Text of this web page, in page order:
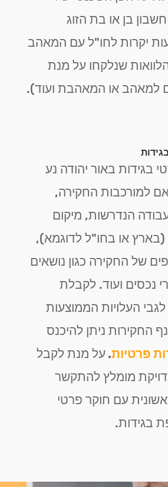
בן או בת הזוג
יקרות לחו"ל עם המאהב
שנלקחו על מנת
למאהב או המאהבת ועוד).
בגידות באור יהודה נע
למורכבות החקירה,
הנדרשות, מיקום
(בארץ או בחו"ל לדוגמא),
של החקירה כגון נושאים
נכסים ועוד. לקבלת
העלויות הממוצעות
החקירות ניתן להיכנס
פרטיות. על מנת לקבל
מומלץ להתקשר
עם חוקר פרטי
בגידות.